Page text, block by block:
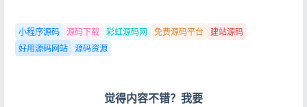
小程序源码 源码下载 彩虹源码网 免费源码平台
建站源码
好用源码网站
源码资源
觉得内容不错？我要
没有账号？立即注册